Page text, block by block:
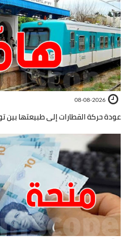
08-08-2026
عودة حركة القطارات إلى طبيعتها بين